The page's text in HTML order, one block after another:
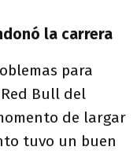
la carrera
para
Bull del
de largar
tuvo un buen